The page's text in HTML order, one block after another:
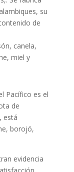
su
de
canela,
miel y
Pacífico es el
de
está
borojó,
evidencia